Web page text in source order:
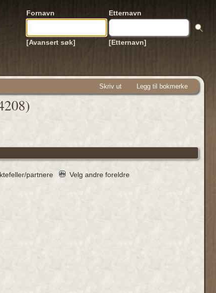
Fornavn Etternavn
[Avansert søk] [Etternavn]
Skriv ut Legg til bokmerke
partnere Velg andre foreldre